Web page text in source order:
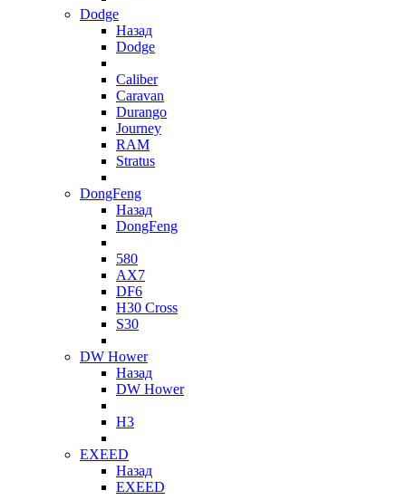
Dodge
Назад
Dodge
Caliber
Caravan
Durango
Journey
RAM
Stratus
DongFeng
Назад
DongFeng
580
AX7
DF6
H30 Cross
S30
DW Hower
Назад
DW Hower
H3
EXEED
Назад
EXEED